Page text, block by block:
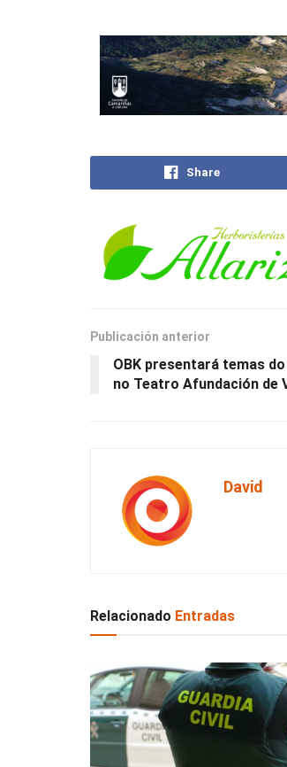
Share
Publicación anterior
OBK presentará temas
no Teatro Afundación de
David
Relacionado Entradas